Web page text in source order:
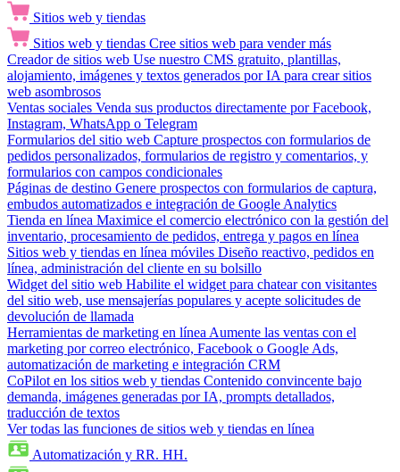
Sitios web y tiendas
Sitios web y tiendas Cree sitios web para vender más
Creador de sitios web Use nuestro CMS gratuito, plantillas,
alojamiento, imágenes y textos generados por IA para crear sitios
web asombrosos
Ventas sociales Venda sus productos directamente por Facebook,
Instagram, WhatsApp o Telegram
Formularios del sitio web Capture prospectos con formularios de
pedidos personalizados, formularios de registro y comentarios, y
formularios con campos condicionales
Páginas de destino Genere prospectos con formularios de captura,
embudos automatizados e integración de Google Analytics
Tienda en línea Maximice el comercio electrónico con la gestión del
inventario, procesamiento de pedidos, entrega y pagos en línea
Sitios web y tiendas en línea móviles Diseño reactivo, pedidos en
línea, administración del cliente en su bolsillo
Widget del sitio web Habilite el widget para chatear con visitantes
del sitio web, use mensajerías populares y acepte solicitudes de
devolución de llamada
Herramientas de marketing en línea Aumente las ventas con el
marketing por correo electrónico, Facebook o Google Ads,
automatización de marketing e integración CRM
CoPilot en los sitios web y tiendas Contenido convincente bajo
demanda, imágenes generadas por IA, prompts detallados,
traducción de textos
Ver todas las funciones de sitios web y tiendas en línea
Automatización y RR. HH.